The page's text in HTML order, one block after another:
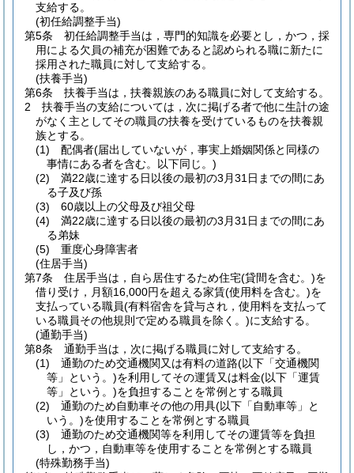
支給する。
(初任給調整手当)
第5条
初任給調整手当は，専門的知識を必要とし，かつ，採
用による欠員の補充が困難であると認められる職に新たに
採用された職員に対して支給する。
(扶養手当)
第6条
扶養手当は，扶養親族のある職員に対して支給する。
2
扶養手当の支給については，次に掲げる者で他に生計の途
がなく主としてその職員の扶養を受けているものを扶養親
族とする。
(1)
配偶者(届出していないが，事実上婚姻関係と同様の
事情にある者を含む。以下同じ。)
(2)
満22歳に達する日以後の最初の3月31日までの間にあ
る子及び孫
(3)
60歳以上の父母及び祖父母
(4)
満22歳に達する日以後の最初の3月31日までの間にあ
る弟妹
(5)
重度心身障害者
(住居手当)
第7条
住居手当は，自ら居住するため住宅(貸間を含む。)を
借り受け，月額16,000円を超える家賃(使用料を含む。)を
支払っている職員(有料宿舎を貸与され，使用料を支払って
いる職員その他規則で定める職員を除く。)に支給する。
(通勤手当)
第8条
通勤手当は，次に掲げる職員に対して支給する。
(1)
通勤のため交通機関又は有料の道路(以下「交通機関
等」という。)を利用してその運賃又は料金(以下「運賃
等」という。)を負担することを常例とする職員
(2)
通勤のため自動車その他の用具(以下「自動車等」と
いう。)を使用することを常例とする職員
(3)
通勤のため交通機関等を利用してその運賃等を負担
し，かつ，自動車等を使用することを常例とする職員
(特殊勤務手当)